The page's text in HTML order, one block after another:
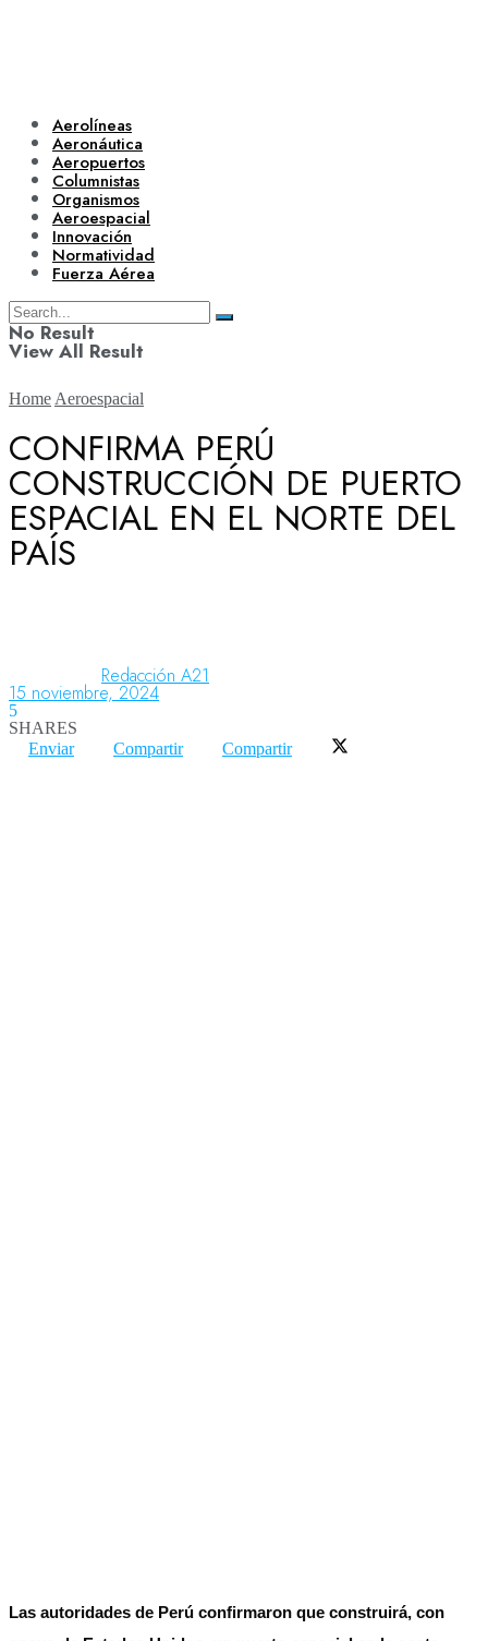
Aerolíneas
Aeronáutica
Aeropuertos
Columnistas
Organismos
Aeroespacial
Innovación
Normatividad
Fuerza Aérea
No Result
View All Result
Aerolíneas
Aeronáutica
Home Aeroespacial
CONFIRMA PERÚ
CONSTRUCCIÓN DE PUERTO
ESPACIAL EN EL NORTE DEL
PAÍS
Redacción A21
15 noviembre, 2024
5
SHARES
Enviar
Compartir Compartir
Las autoridades de Perú confirmaron que construirá, con